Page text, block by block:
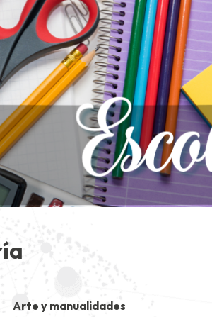
Arte y manualidades